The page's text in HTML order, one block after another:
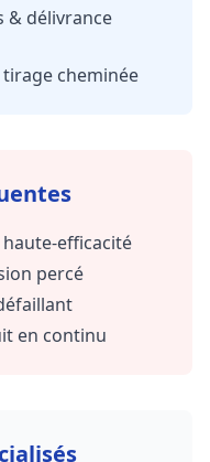
& délivrance
cheminée
efficacité
percé
en continu